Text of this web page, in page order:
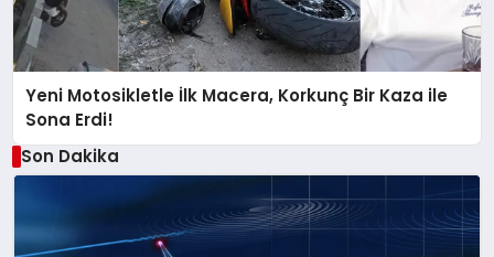
Yeni Motosikletle İlk Macera, Korkunç Bir Kaza ile
Sona Erdi!
Son Dakika